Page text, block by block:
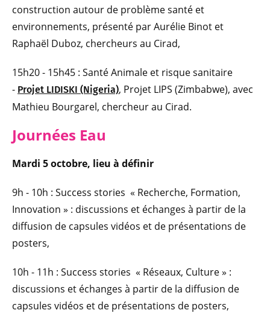
construction autour de problème santé et
environnements, présenté par Aurélie Binot et
Raphaël Duboz, chercheurs au Cirad,
15h20 - 15h45 : Santé Animale et risque sanitaire
- Projet LIDISKI (Nigeria), Projet LIPS (Zimbabwe), avec
Mathieu Bourgarel, chercheur au Cirad.
Journées Eau
Mardi 5 octobre, lieu à définir
9h - 10h : Success stories « Recherche, Formation,
Innovation » : discussions et échanges à partir de la
diffusion de capsules vidéos et de présentations de
posters,
10h - 11h : Success stories « Réseaux, Culture » :
discussions et échanges à partir de la diffusion de
capsules vidéos et de présentations de posters,